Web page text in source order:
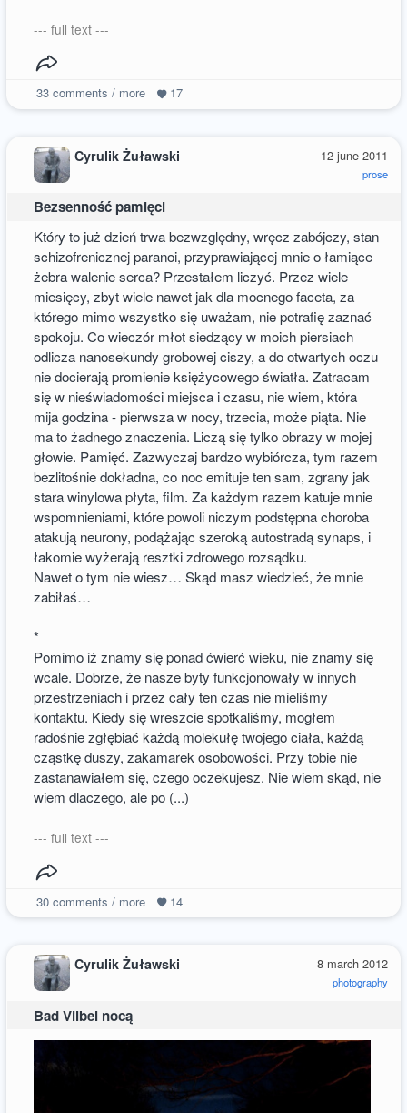
--- full text ---
33comments / more 17
12 june 2011
prose
Cyrulik Żuławski
Bezsenność pamięci
Który to już dzień trwa bezwzględny, wręcz zabójczy, stan
schizofrenicznej paranoi, przyprawiającej mnie o łamiące
żebra walenie serca? Przestałem liczyć. Przez wiele
miesięcy, zbyt wiele nawet jak dla mocnego faceta, za
którego mimo wszystko się uważam, nie potrafię zaznać
spokoju. Co wieczór młot siedzący w moich piersiach
odlicza nanosekundy grobowej ciszy, a do otwartych oczu
nie docierają promienie księżycowego światła. Zatracam
się w nieświadomości miejsca i czasu, nie wiem, która
mija godzina - pierwsza w nocy, trzecia, może piąta. Nie
ma to żadnego znaczenia. Liczą się tylko obrazy w mojej
głowie. Pamięć. Zazwyczaj bardzo wybiórcza, tym razem
bezlitośnie dokładna, co noc emituje ten sam, zgrany jak
stara winylowa płyta, film. Za każdym razem katuje mnie
wspomnieniami, które powoli niczym podstępna choroba
atakują neurony, podążając szeroką autostradą synaps, i
łakomie wyżerają resztki zdrowego rozsądku.
Nawet o tym nie wiesz… Skąd masz wiedzieć, że mnie
zabiłaś…
*
Pomimo iż znamy się ponad ćwierć wieku, nie znamy się
wcale. Dobrze, że nasze byty funkcjonowały w innych
przestrzeniach i przez cały ten czas nie mieliśmy
kontaktu. Kiedy się wreszcie spotkaliśmy, mogłem
radośnie zgłębiać każdą molekułę twojego ciała, każdą
cząstkę duszy, zakamarek osobowości. Przy tobie nie
zastanawiałem się, czego oczekujesz. Nie wiem skąd, nie
wiem dlaczego, ale po (...)
--- full text ---
30comments / more 14
8 march 2012
photography
Cyrulik Żuławski
Bad Vilbel nocą